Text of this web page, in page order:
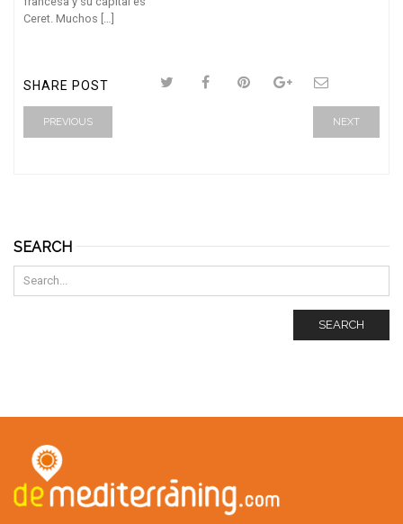
Ceret. Muchos […]
SHARE POST
PREVIOUS NEXT
SEARCH
SEARCH